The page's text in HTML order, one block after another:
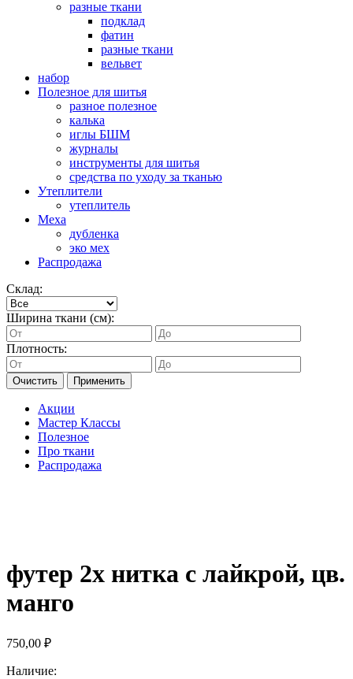
разные ткани
подклад
фатин
разные ткани
вельвет
набор
Полезное для шитья
разное полезное
калька
иглы БШМ
журналы
инструменты для шитья
средства по уходу за тканью
Утеплители
утеплитель
Меха
дубленка
эко мех
Распродажа
Склад:
Ширина ткани (см):
Плотность:
Очистить Применить
Акции
Мастер Классы
Полезное
Про ткани
Распродажа
футер 2х нитка с лайкрой, цв.
манго
750,00 ₽
Наличие: